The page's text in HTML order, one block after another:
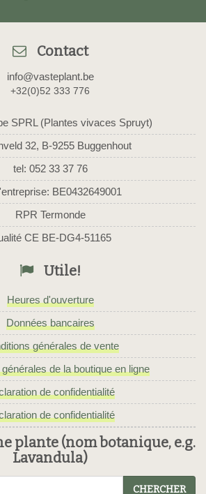
Contact
info@vasteplant.be
+32(0)52 333 776
SPRL (Plantes vivaces Spruyt)
32, B-9255 Buggenhout
tel: 052 33 37 76
BE0432649001
RPR Termonde
CE BE-DG4-51165
Utile!
Heures d'ouverture
Données bancaires
générales de vente
de la boutique en ligne
de confidentialité
de confidentialité
plante (nom botanique, e.g.
Lavandula)
CHERCHER